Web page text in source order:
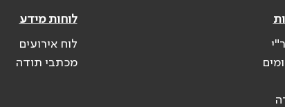
לוחות מידע
לוח אירועים
מכתבי תודה